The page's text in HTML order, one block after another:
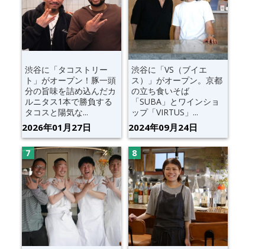
渋谷に「タコストリー
ト」がオープン！豚一頭
分の旨味を詰め込んだカ
ルニタス1本で勝負する
タコスと陽気な...
2026年01月27日
渋谷に「VS（ブイエ
ス）」がオープン。京都
の立ち食いそば
「SUBA」とワインショ
ップ「VIRTUS」...
2024年09月24日